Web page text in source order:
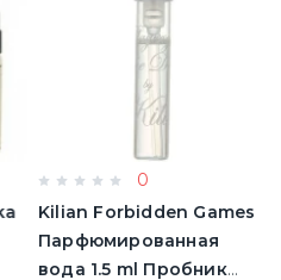
0
Kilian Forbidden Games
Парфюмированная
вода 1.5 ml Пробник